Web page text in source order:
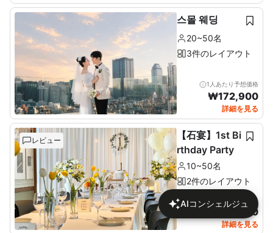
스몰 웨딩
20~50名
3件のレイアウト
1人あたり予想価格
₩172,900
詳細を見る
レビュー
【石宴】1st Bi
rthday Party
10~50名
2件のレイアウト
1人あたり予想価格
137,680
詳細を見る
AIコンシェルジュ